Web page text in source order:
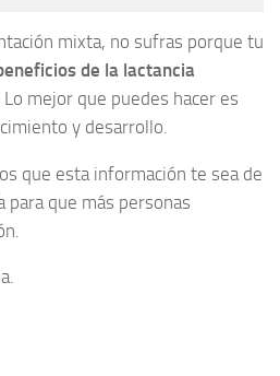
mixta, no sufras porque tu
de la lactancia
mejor que puedes hacer es
y desarrollo.
que esta información te sea de
que más personas